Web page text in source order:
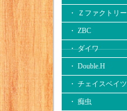
・ Ｚファクトリー
・ ZBC
・ ダイワ
・ Double.H
・ チェイスベイツ
・ 痴虫